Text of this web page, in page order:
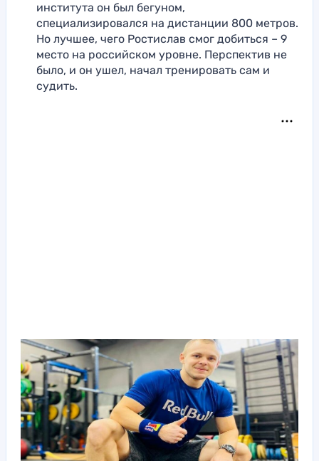
института он был бегуном,
специализировался на дистанции 800 метров.
Но лучшее, чего Ростислав смог добиться – 9
место на российском уровне. Перспектив не
было, и он ушел, начал тренировать сам и
судить.